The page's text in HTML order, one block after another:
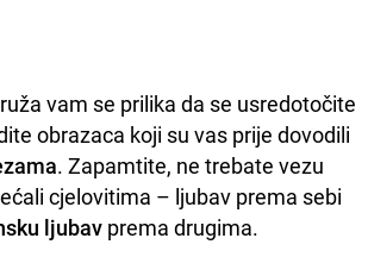
vam se prilika da se usredotočite
obrazaca koji su vas prije dovodili
. Zapamtite, ne trebate vezu
cjelovitima – ljubav prema sebi
ljubav prema drugima.